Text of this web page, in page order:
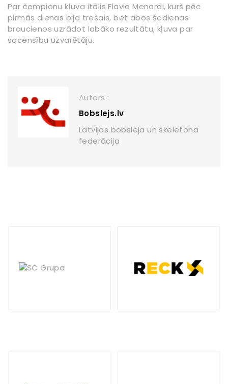
Par čempionu kļuva itālis Flavio Menardi, kurš pēc
pirmās dienas bija trešais, bet abos šodienas
braucienos uzrādot labāko rezultātu, kļuva par
sacensību uzvarētāju.
Autors :
Bobslejs.lv
Latvijas bobsleja un skeletona
federācija